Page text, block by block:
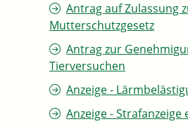
Antrag auf Zulassung
Mutterschutzgesetz
Antrag zur
Tierversuchen
Anzeige -
Anzeige - Strafanzeige